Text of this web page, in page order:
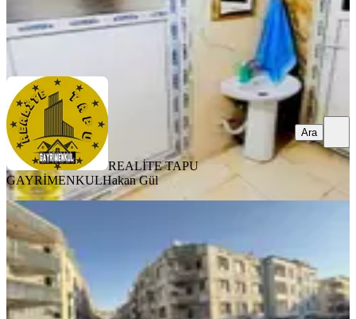
REALİTE TAPU GAYRİMENKUL Hakan Gül
REALİTE TAPU
GAYRİMENKULHakan Gül
Ara
BALKONLU
Haliliye, Ahmet Yesevi Mahallesi
160 m²·3. Kat·05.08.2026
2.175.000 ₺